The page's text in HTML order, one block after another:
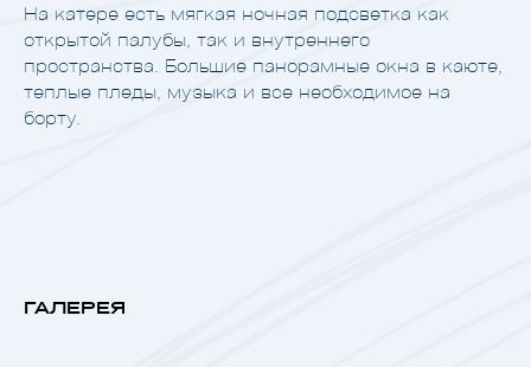
На катере есть мягкая ночная подсветка как
открытой палубы, так и внутреннего
пространства. Большие панорамные окна в каюте,
теплые пледы, музыка и все необходимое на
борту.
ГАЛЕРЕЯ